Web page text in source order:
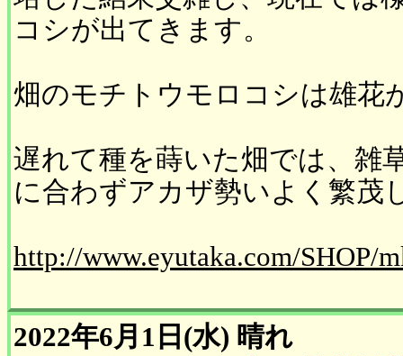
コシが出てきます。
畑のモチトウモロコシは雄花
遅れて種を蒔いた畑では、雑
に合わずアカザ勢いよく繁茂
http://www.eyutaka.com/SHOP/
2022年6月1日(水) 晴れ